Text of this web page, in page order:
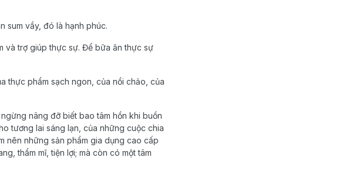
sum vầy, đó là hạnh phúc.
và trợ giúp thực sự. Để bữa ăn thực sự
thực phẩm sạch ngon, của nồi chảo, của
nâng đỡ biết bao tâm hồn khi buồn
tương lai sáng lạn, của những cuộc chia
nên những sản phẩm gia dụng cao cấp
thẩm mĩ, tiện lợi; mà còn có một tâm